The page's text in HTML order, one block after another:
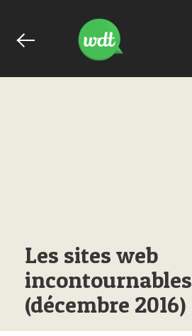
Les sites web
incontournables
(décembre 2016)